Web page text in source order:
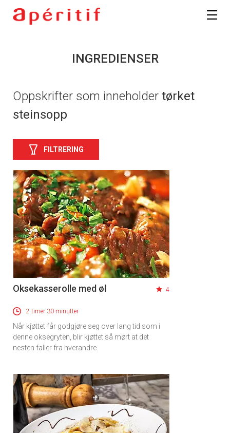
INGREDIENSER
Oppskrifter som inneholder tørket
steinsopp
FILTRERING
Oksekasserolle med øl 4
2 timer 30 minutter
Når kjøttet får godgjøre seg over lang tid som i
denne oksegryten, blir kjøttet så mørt at det
nesten faller fra hverandre.